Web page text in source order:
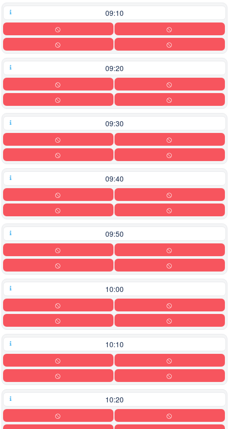
09:10
09:20
09:30
09:40
09:50
10:00
10:10
10:20